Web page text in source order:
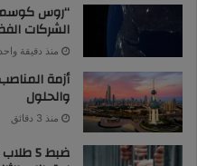
“روس
الشركات
منذ دقيقة
أزمة
والحلول
منذ 3 دقائق
ضبط 5